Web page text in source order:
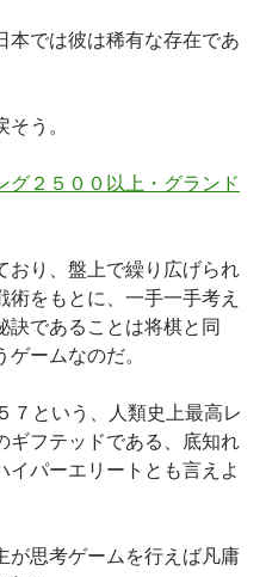
本では彼は稀有な存在であ
う。
グ２５００以上・グランド
おり、盤上で繰り広げられ
をもとに、一手一手考え
訣であることは将棋と同
ームなのだ。
７という、人類史上最高レ
ギフテッドである、底知れ
パーエリートとも言えよ
が思考ゲームを行えば凡庸